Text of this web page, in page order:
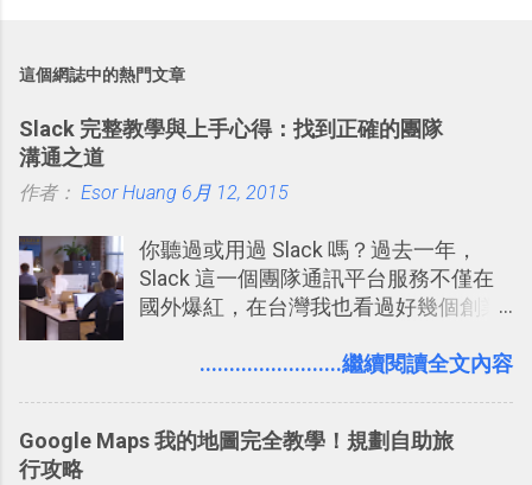
這個網誌中的熱門文章
Slack 完整教學與上手心得：找到正確的團隊
溝通之道
作者： Esor Huang 6月 12, 2015
你聽過或用過 Slack 嗎？過去一年，
Slack 這一個團隊通訊平台服務不僅在
國外爆紅，在台灣我也看過好幾個創業
理，到底 Slack 有什麼魅力？它是不是
有機會在一個專案合作中使用了 Slack
........................繼續閱讀全文內容
Google Maps 我的地圖完全教學！規劃自助旅
行攻略